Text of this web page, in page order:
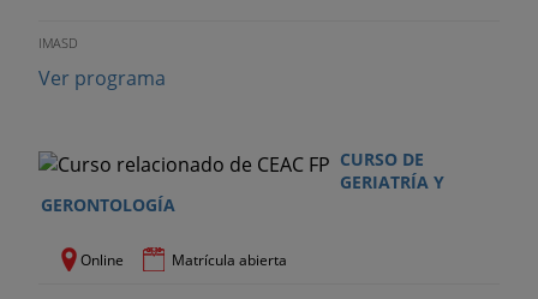
IMASD
Ver programa
CURSO DE
GERIATRÍA Y
GERONTOLOGÍA
Online Matrícula abierta